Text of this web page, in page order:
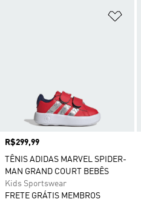
Preço
R$299,99
TÊNIS ADIDAS MARVEL SPIDER-
MAN GRAND COURT BEBÊS
Kids Sportswear
FRETE GRÁTIS MEMBROS